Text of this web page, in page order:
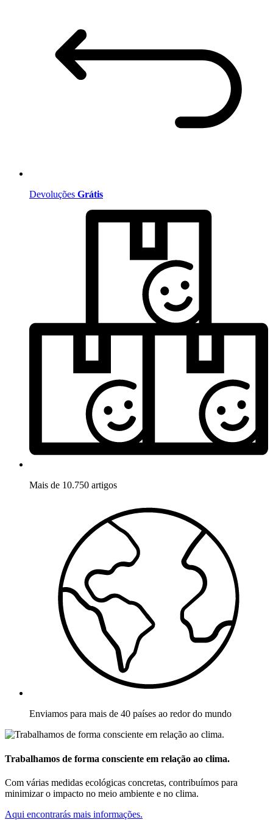
Devoluções Grátis
Mais de 10.750 artigos
Enviamos para mais de 40 países ao redor do mundo
Trabalhamos de forma consciente em relação ao clima.
Com várias medidas ecológicas concretas, contribuímos para
minimizar o impacto no meio ambiente e no clima.
Aqui encontrarás mais informações.